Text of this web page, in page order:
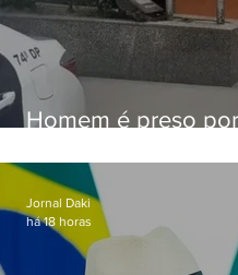
Homem é preso
Alcântara
Jornal Daki
há 18 horas